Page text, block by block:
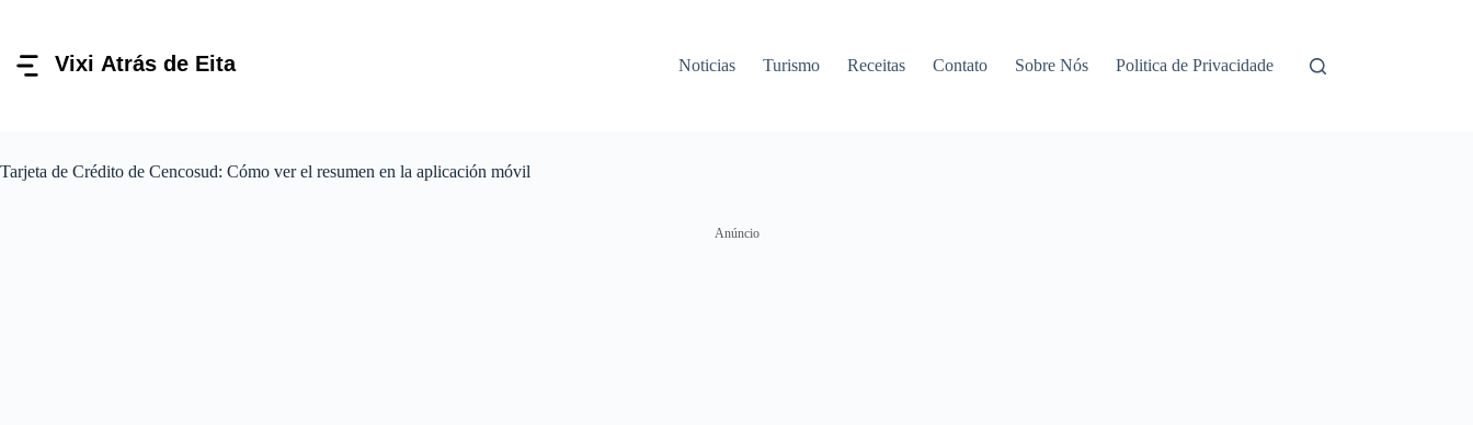
conteúdo
Noticias Turismo Receitas Contato Sobre Nós Politica de Privacidade
Tarjeta de Crédito de Cencosud: Cómo ver el resumen en la aplicación móvil
Anúncio